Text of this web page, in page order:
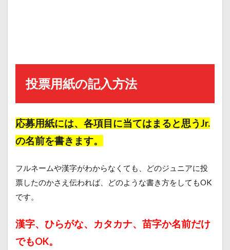
投票用紙の記入方法
応募用紙には、各項目に当てはまると思うJr.
の名前を書きます。
フルネームや漢字がわからなくても、どのジュニアに投
票したのかさえ伝われば、どのような書き方をしてもOK
です。
漢字、ひらがな、カタカナ、苗字か名前だけ
でもOK。